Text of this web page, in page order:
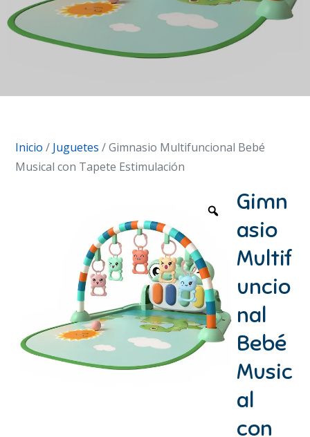
Inicio / Juguetes / Gimnasio Multifuncional Bebé
Musical con Tapete Estimulación
Gimn
asio
Multif
uncio
nal
Bebé
Music
al
con